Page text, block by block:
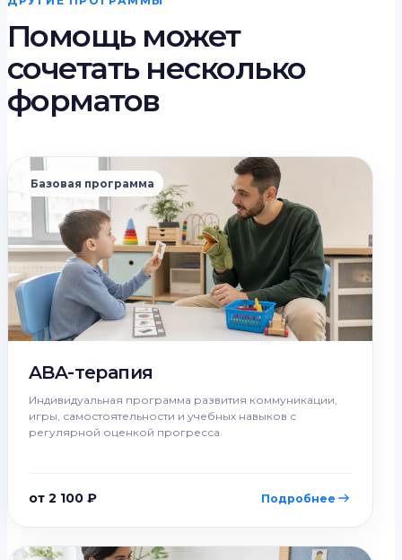
Помощь может
сочетать несколько
форматов
Базовая программа
ABA-терапия
Индивидуальная программа развития коммуникации,
игры, самостоятельности и учебных навыков с
регулярной оценкой прогресса.
от 2 100 ₽ Подробнее